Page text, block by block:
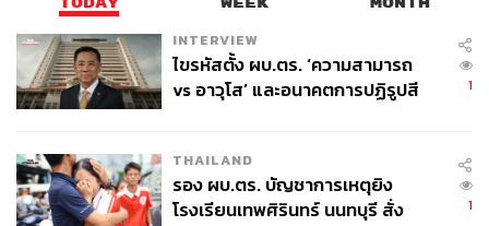
TODAY WEEK MONTH
INTERVIEW
ไขรหัสตั้ง ผบ.ตร. ‘ความสามารถ
vs อาวุโส’ และอนาคตการปฏิรูปสี
1
THAILAND
รอง ผบ.ตร. บัญชาการเหตุยิง
โรงเรียนเทพศิรินทร์ นนทบุรี สั่ง
1